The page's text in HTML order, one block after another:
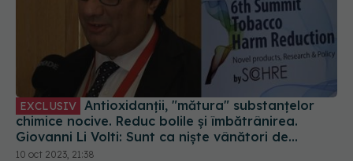
EXCLUSIV
chimice nocive. Reduc bolile și îmbătrânirea.
Giovanni Li Volti: Sunt ca niște vânători de
comori!
10 oct 2023, 21:38